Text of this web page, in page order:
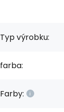
Typ výrobku:
farba:
Farby: